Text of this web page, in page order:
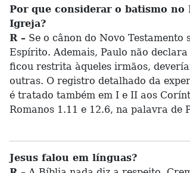
Por que considerar o batismo no
Igreja?
R – Se o cânon do Novo
Espírito. Ademais, Paulo não
ficou restrita àqueles irmãos,
outras. O registro detalhado da
é tratado também em I e II aos
Romanos 1.11 e 12.6, na palavra de
Jesus falou em línguas?